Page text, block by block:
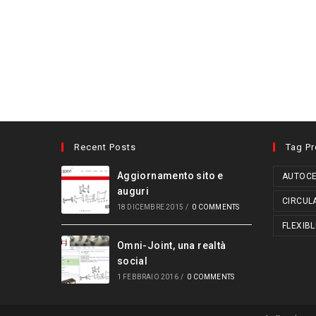
Recent Posts
Aggiornamento sito e
auguri
18 DICEMBRE 2015 / 0 COMMENTS
Omni-Joint, una realtà
social
1 FEBBRAIO 2016 / 0 COMMENTS
Tag